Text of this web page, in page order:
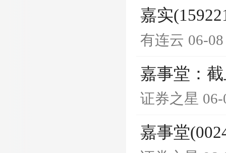
嘉实
有连云 06-
嘉事堂：
证券之星
嘉事堂